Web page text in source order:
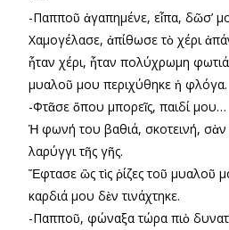
-Παπποῦ ἀγαπημένε, εἶπα, δῶσ’
Χαμογέλασε, ἀπίθωσε τὸ χέρι
ἦταν χέρι, ἦταν πολύχρωμη φωτιά.
μυαλοῦ μου περιχύθηκε ἡ φλόγα.
-Φτᾶσε ὅπου μπορεῖς, παιδί μου…
Ἡ φωνή του βαθιά, σκοτεινή, σὰν
λαρύγγι τῆς γῆς.
Ἔφτασε ὣς τὶς ῥίζες τοῦ μυαλοῦ
καρδιά μου δὲν τινάχτηκε.
-Παπποῦ, φώναξα τώρα πιὸ